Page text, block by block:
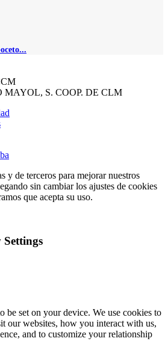
MAYOL, S. COOP. DE CLM
y de terceros para mejorar nuestros
sin cambiar los ajustes de cookies
que acepta su uso.
be set on your device. We use cookies to
our websites, how you interact with us,
and to customize your relationship